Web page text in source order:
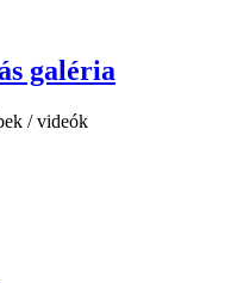
galéria
/ videók